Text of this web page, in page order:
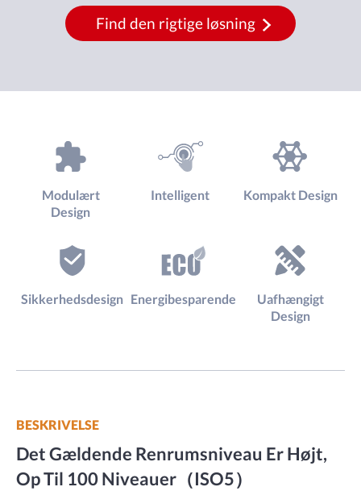
Find den rigtige løsning
Modulært
Design
Intelligent Kompakt Design
Sikkerhedsdesign Energibesparende
Uafhængigt
Design
BESKRIVELSE
Det Gældende Renrumsniveau Er Højt,
Op Til 100 Niveauer（ISO5）